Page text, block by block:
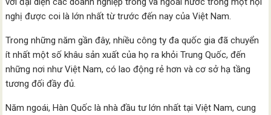
nghị được coi là lớn nhất từ ​​trước đến nay của Việt Nam.
Trong những năm gần đây, nhiều công ty đa quốc gia đã chuyển
ít nhất một số khâu sản xuất của họ ra khỏi Trung Quốc, đến
những nơi như Việt Nam, có lao động rẻ hơn và cơ sở hạ tầng
tương đối đầy đủ.
Năm ngoái, Hàn Quốc là nhà đầu tư lớn nhất tại Việt Nam, cung